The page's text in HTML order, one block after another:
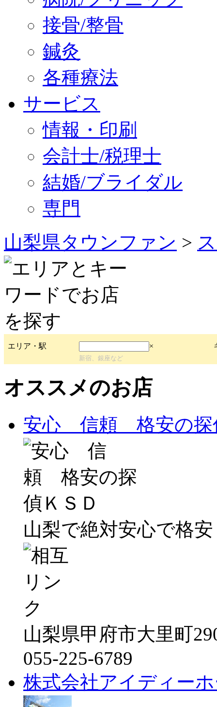
接骨/整骨
鍼灸
各種療法
サービス
情報・印刷
会計士/税理士
結婚/ブライダル
専門
山梨県タウンファン >
エリア・駅 ×
新宿、銀座など
オススメのお店
安心 信頼 格安の探
山梨で絶対安心で格
山梨県甲府市大里町
055-225-6789
株式会社アイディー